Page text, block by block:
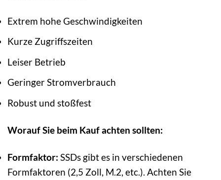
Extrem hohe Geschwindigkeiten
Kurze Zugriffszeiten
Leiser Betrieb
Geringer Stromverbrauch
Robust und stoßfest
Worauf Sie beim Kauf achten sollten:
Formfaktor: SSDs gibt es in verschiedenen
Formfaktoren (2,5 Zoll, M.2, etc.). Achten Sie